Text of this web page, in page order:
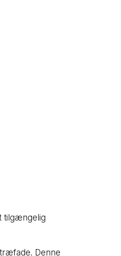
tilgængelig
Denne